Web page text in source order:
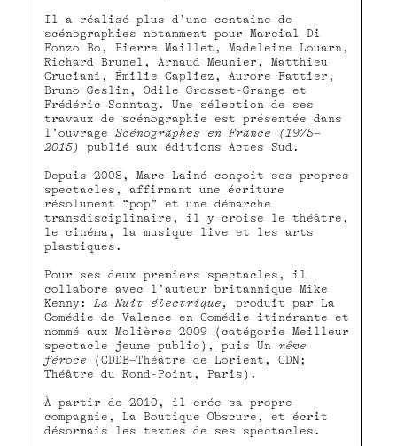
Il a réalisé plus d’une centaine de
scénographies notamment pour Marcial Di
Fonzo Bo, Pierre Maillet, Madeleine Louarn,
Richard Brunel, Arnaud Meunier, Matthieu
Cruciani, Émilie Capliez, Aurore Fattier,
Bruno Geslin, Odile Grosset-Grange et
Frédéric Sonntag. Une sélection de ses
travaux de scénographie est présentée dans
l’ouvrage Scénographes en France (1975–
2015) publié aux éditions Actes Sud.
Depuis 2008, Marc Lainé conçoit ses propres
spectacles, affirmant une écriture
résolument “pop” et une démarche
transdisciplinaire, il y croise le théâtre,
le cinéma, la musique live et les arts
plastiques.
Pour ses deux premiers spectacles, il
collabore avec l’auteur britannique Mike
Kenny:La Nuit électrique,
produit par La
Comédie de Valence en Comédie itinérante et
nommé aux Molières 2009 (catégorie Meilleur
spectacle jeune public), puis Un rêve
féroce (CDDB–Théâtre de Lorient, CDN;
Théâtre du Rond-Point, Paris).
À partir de 2010, il crée sa propre
compagnie, La Boutique Obscure, et écrit
désormais les textes de ses spectacles.